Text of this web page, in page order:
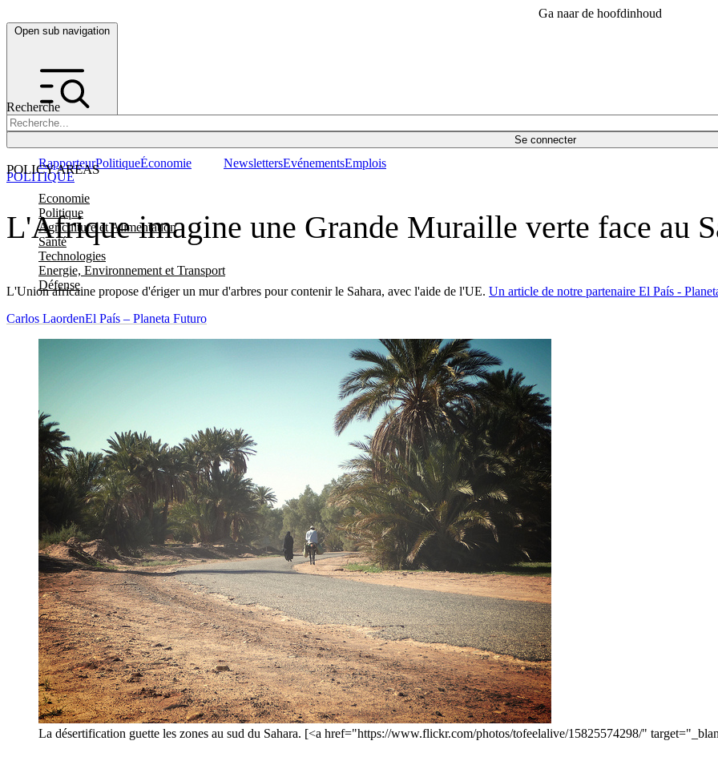
Ga naar de hoofdinhoud
Open sub navigation
Recherche
Se connecter
POLICY AREAS
Economie
Politique
Agriculture et Alimentation
Santé
Technologies
Energie, Environnement et Transport
Défense
RapporteurPolitiqueÉconomie NewslettersEvénementsEmplois
L'Afrique imagine une Grande Muraille verte face au
L'Union africaine propose d'ériger un mur d'arbres pour contenir le Sahara, avec l'aide de l'UE. Un article de notre partenaire El País -
POLITIQUE
Carlos LaordenEl País – Planeta Futuro
La désertification guette les zones au sud du Sahara. [<a href="https://www.flickr.com/photos/tofeelalive/15825574298/"